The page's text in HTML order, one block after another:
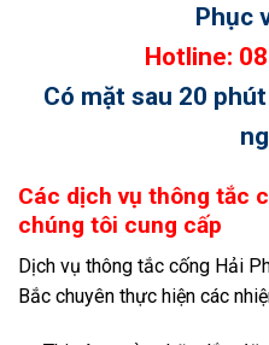
Phục
Hotline:
Có mặt sau 20
Các dịch vụ thông tắc
chúng tôi cung cấp
Dịch vụ thông tắc cống Hải
Bắc chuyên thực hiện các